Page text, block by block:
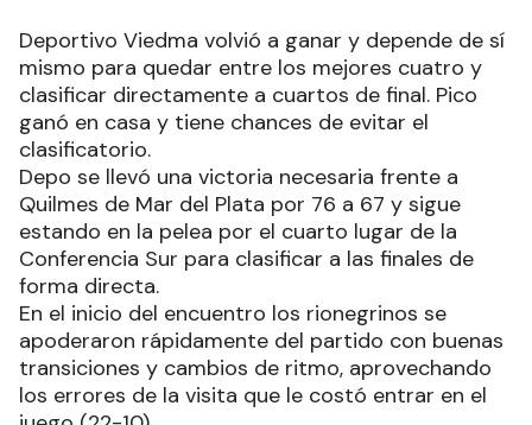
Deportivo Viedma volvió a ganar y depende de sí
mismo para quedar entre los mejores cuatro y
clasificar directamente a cuartos de final. Pico
ganó en casa y tiene chances de evitar el
clasificatorio.
Depo se llevó una victoria necesaria frente a
Quilmes de Mar del Plata por 76 a 67 y sigue
estando en la pelea por el cuarto lugar de la
Conferencia Sur para clasificar a las finales de
forma directa.
En el inicio del encuentro los rionegrinos se
apoderaron rápidamente del partido con buenas
transiciones y cambios de ritmo, aprovechando
los errores de la visita que le costó entrar en el